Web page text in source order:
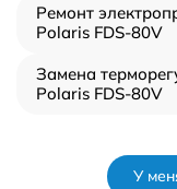
Ремонт
Polaris FDS-80V
Замена
Polaris FDS-80V
У